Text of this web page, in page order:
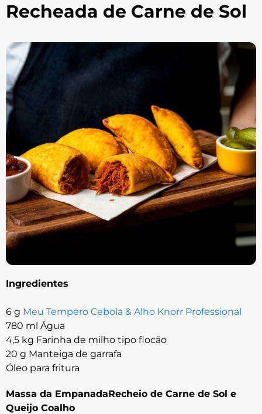
Recheada de Carne de Sol
Ingredientes
6 g Meu Tempero Cebola & Alho Knorr Professional
780 ml Água
4,5 kg Farinha de milho tipo flocão
20 g Manteiga de garrafa
Óleo para fritura
Massa da EmpanadaRecheio de Carne de Sol e
Queijo Coalho